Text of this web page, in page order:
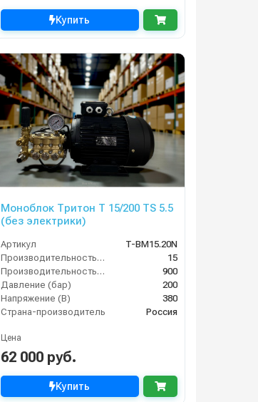
Купить
Моноблок Тритон T 15/200 TS 5.5
(без электрики)
Артикул
T-BM15.20N
Производительность (л/мин)
15
Производительность (л/ч)
900
Давление (бар)
200
Напряжение (В)
380
Страна-производитель
Россия
Цена
62 000 руб.
Купить